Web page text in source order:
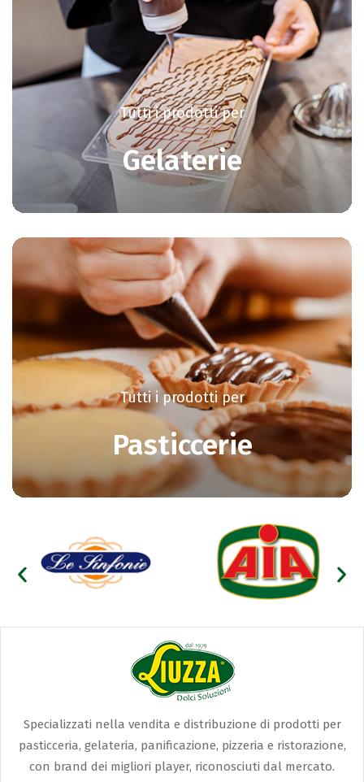
Tutti i prodotti per
Gelaterie
Tutti i prodotti per
Pasticcerie
Specializzati nella vendita e distribuzione di prodotti per
pasticceria, gelateria, panificazione, pizzeria e ristorazione,
con brand dei migliori player, riconosciuti dal mercato.